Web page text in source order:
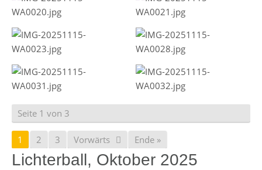
Seite 1 von 3
1 2 3 Vorwärts Ende »
Lichterball, Oktober 2025